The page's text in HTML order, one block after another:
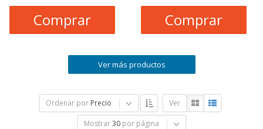
Comprar
Comprar
Ver más productos
Ordenar por Precio Ver
Mostrar 30 por página